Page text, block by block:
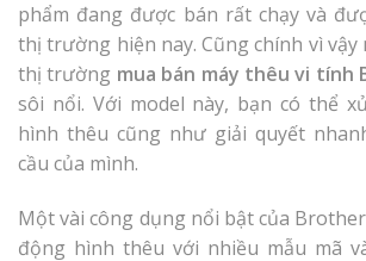
phẩm đang được bán rất chạy và
thị trường hiện nay. Cũng chính vì vậy
thị trường mua bán máy thêu vi tính
sôi nổi. Với model này, bạn có thể
hình thêu cũng như giải quyết
cầu của mình.
Một vài công dụng nổi bật của
động hình thêu với nhiều mẫu mã